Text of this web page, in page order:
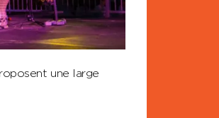
une large